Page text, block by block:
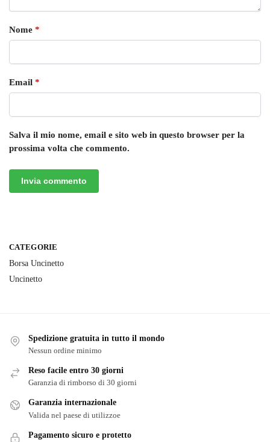
Nome *
Email *
Salva il mio nome, email e sito web in questo browser per la
prossima volta che commento.
CATEGORIE
Borsa Uncinetto
Uncinetto
Spedizione gratuita in tutto il mondo
Nessun ordine minimo
Reso facile entro 30 giorni
Garanzia di rimborso di 30 giorni
Garanzia internazionale
Valida nel paese di utilizzoe
Pagamento sicuro e protetto